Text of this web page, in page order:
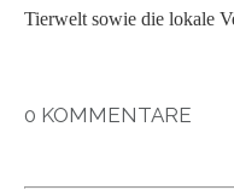
Tierwelt sowie die lokale
0 KOMMENTARE